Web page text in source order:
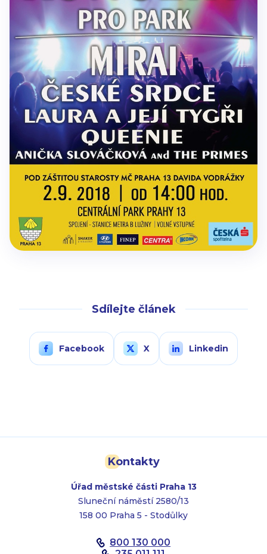
Sdílejte článek
Facebook X Linkedin
Kontakty
Úřad městské části Praha 13
Sluneční náměstí 2580/13
158 00 Praha 5 - Stodůlky
800 130 000